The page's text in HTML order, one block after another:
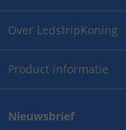
Over LedstripKoning
Product informatie
Nieuwsbrief